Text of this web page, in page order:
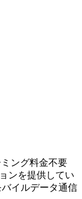
ング料金不要
ンを提供してい
イルデータ通信